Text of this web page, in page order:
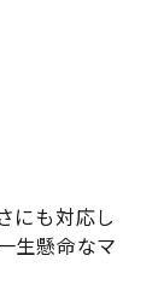
にも対応し
生懸命なマ